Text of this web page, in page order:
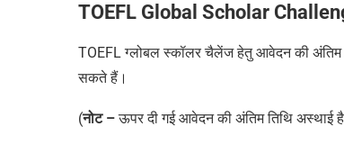
TOEFL Global Scholar
TOEFL ग्लोबल स्कॉलर चैलेंज हेतु आवेदन की अंतिम
सकते हैं।
(नोट –ऊपर दी गई आवेदन की अंतिम तिथि अस्थाई